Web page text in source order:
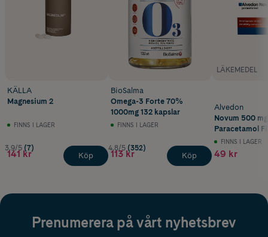
KÄLLA
Magnesium 2
FINNS I LAGER
3.9/5 (7)
141 kr Köp
BioSalma
Omega-3 Forte 70%
1000mg 132 kapslar
FINNS I LAGER
4.8/5 (352)
113 kr Köp
LÄKEMEDEL
Alvedon
Novum 500 mg
Paracetamol
Tabletter 20 st
FINNS I LAGER
49 kr
Prenumerera på vårt nyhetsbrev